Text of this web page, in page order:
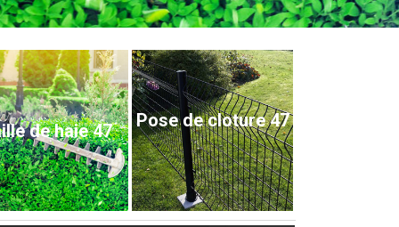
de haie 47 Pose de cloture 47